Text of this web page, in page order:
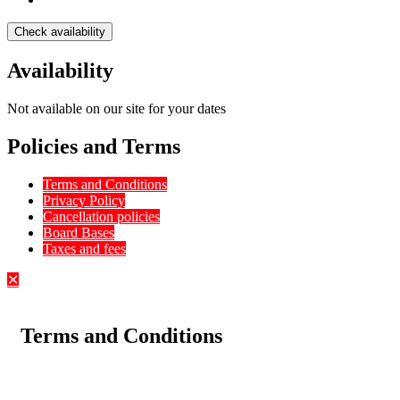
Check availability
Availability
Not available on our site for your dates
Policies and Terms
Terms and Conditions
Privacy Policy
Cancellation policies
Board Bases
Taxes and fees
✕
Terms and Conditions